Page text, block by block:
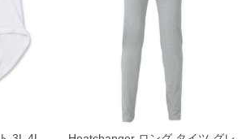
後1週間以内にご連絡ください。
の性質上、返品交換不可とさせて頂いております。予め
い。（裾上げ無料対象商品は1本につき税込6,000円以